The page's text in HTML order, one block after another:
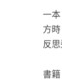
一
方
反
書